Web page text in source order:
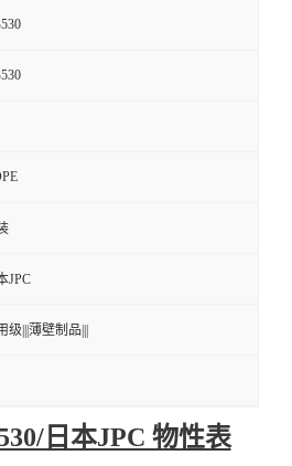
JPC
级|||薄壁制品|||
日本JPC 物性表